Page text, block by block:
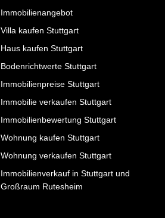
Immobilienangebot
Villa kaufen Stuttgart
Haus kaufen Stuttgart
Bodenrichtwerte Stuttgart
Immobilienpreise Stuttgart
Immobilie verkaufen Stuttgart
Immobilienbewertung Stuttgart
Wohnung kaufen Stuttgart
Wohnung verkaufen Stuttgart
Immobilienverkauf in Stuttgart und
Großraum Rutesheim